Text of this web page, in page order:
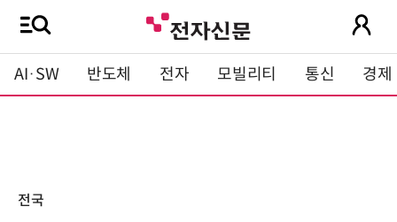
AI·SW 반도체 전자 모빌리티 통신 경제
전국